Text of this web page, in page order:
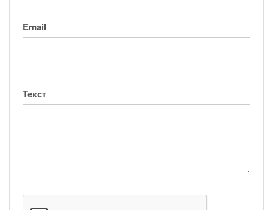
Email
Текст